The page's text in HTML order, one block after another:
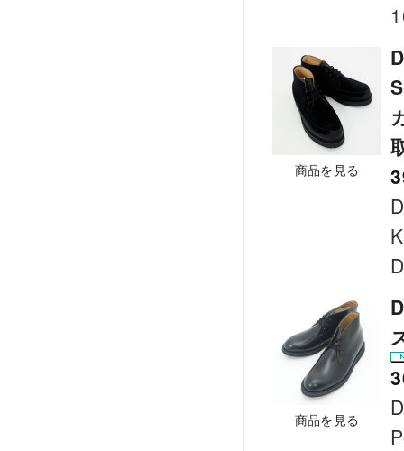
商品を見る
商品を見る